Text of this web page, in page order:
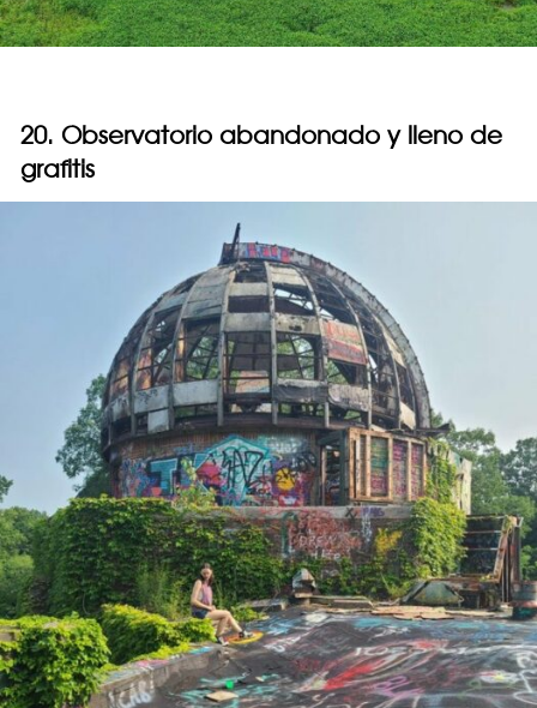
20. Observatorio abandonado y lleno de
grafitis